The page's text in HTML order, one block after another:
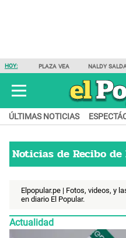
HOY: PLAZA VEA NALDY
ÚLTIMAS NOTICIAS
Noticias de Recibo
Elpopular.pe | Fotos, videos, y
en diario El Popular.
Actualidad